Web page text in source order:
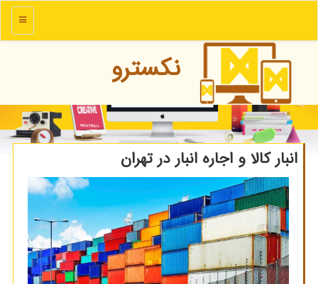
منو
نكسترو
انبار كالا و اجاره انبار در تهران